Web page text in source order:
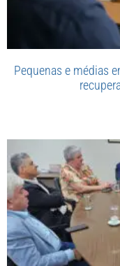
Pequenas e médias